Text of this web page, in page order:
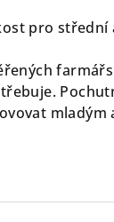
pro střední
mladým